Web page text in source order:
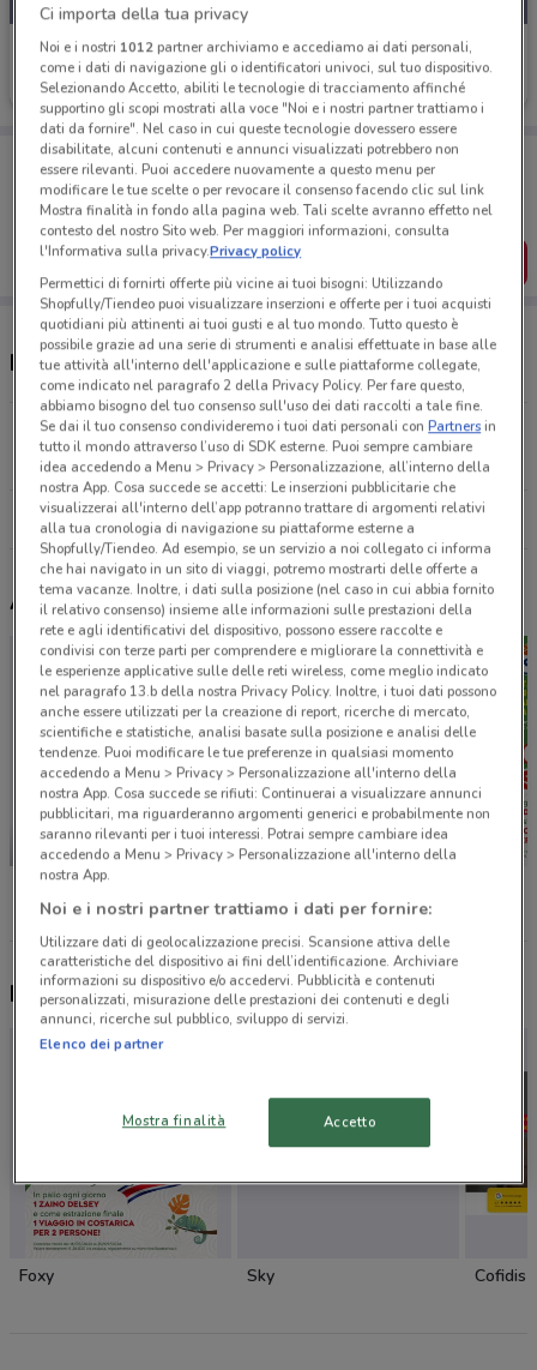
Crystal Nails
Scade il 31/08
Porta DoveConviene sempre con te!
Puoi trovare le migliori offerte dei negozi vicino a te,
salvarle e creare la tua lista del risparmio, comodamente
dal tuo cellulare.
SCARICA L’APP
Negozi Crystal Nails a Brescia
Lago Lido, Via Cadizzoni, 1/M Borgosatollo
4.1 km
Tutti i negozi Crystal Nails
Altri volantini nelle vicinanze
NUOVO
dm
Nuovi prodotti da provare
Foxy Sky Cofidis
Ci importa della tua privacy
Noi e i nostri 1012partner archiviamo e accediamo ai dati personali,
come i dati di navigazione gli o identificatori univoci, sul tuo dispositivo.
Selezionando Accetto, abiliti le tecnologie di tracciamento affinché
supportino gli scopi mostrati alla voce "Noi e i nostri partner trattiamo i
dati da fornire". Nel caso in cui queste tecnologie dovessero essere
disabilitate, alcuni contenuti e annunci visualizzati potrebbero non
essere rilevanti. Puoi accedere nuovamente a questo menu per
modificare le tue scelte o per revocare il consenso facendo clic sul link
Mostra finalità in fondo alla pagina web. Tali scelte avranno effetto nel
contesto del nostro Sito web. Per maggiori informazioni, consulta
l'Informativa sulla privacy.Privacy policy
Permettici di fornirti offerte più vicine ai tuoi bisogni: Utilizzando
Shopfully/Tiendeo puoi visualizzare inserzioni e offerte per i tuoi acquisti
quotidiani più attinenti ai tuoi gusti e al tuo mondo. Tutto questo è
possibile grazie ad una serie di strumenti e analisi effettuate in base alle
tue attività all'interno dell'applicazione e sulle piattaforme collegate,
come indicato nel paragrafo 2 della Privacy Policy. Per fare questo,
abbiamo bisogno del tuo consenso sull'uso dei dati raccolti a tale fine.
Se dai il tuo consenso condivideremo i tuoi dati personali conPartnersin
tutto il mondo attraverso l’uso di SDK esterne. Puoi sempre cambiare
idea accedendo a Menu > Privacy > Personalizzazione, all’interno della
nostra App. Cosa succede se accetti: Le inserzioni pubblicitarie che
visualizzerai all'interno dell’app potranno trattare di argomenti relativi
alla tua cronologia di navigazione su piattaforme esterne a
Shopfully/Tiendeo. Ad esempio, se un servizio a noi collegato ci informa
che hai navigato in un sito di viaggi, potremo mostrarti delle offerte a
tema vacanze. Inoltre, i dati sulla posizione (nel caso in cui abbia fornito
il relativo consenso) insieme alle informazioni sulle prestazioni della
rete e agli identificativi del dispositivo, possono essere raccolte e
condivisi con terze parti per comprendere e migliorare la connettività e
le esperienze applicative sulle delle reti wireless, come meglio indicato
nel paragrafo 13.b della nostra Privacy Policy. Inoltre, i tuoi dati possono
anche essere utilizzati per la creazione di report, ricerche di mercato,
scientifiche e statistiche, analisi basate sulla posizione e analisi delle
tendenze. Puoi modificare le tue preferenze in qualsiasi momento
accedendo a Menu > Privacy > Personalizzazione all'interno della
nostra App. Cosa succede se rifiuti: Continuerai a visualizzare annunci
pubblicitari, ma riguarderanno argomenti generici e probabilmente non
saranno rilevanti per i tuoi interessi. Potrai sempre cambiare idea
accedendo a Menu > Privacy > Personalizzazione all'interno della
nostra App.
Noi e i nostri partner trattiamo i dati per fornire:
Utilizzare dati di geolocalizzazione precisi. Scansione attiva delle
caratteristiche del dispositivo ai fini dell’identificazione. Archiviare
informazioni su dispositivo e/o accedervi. Pubblicità e contenuti
personalizzati, misurazione delle prestazioni dei contenuti e degli
annunci, ricerche sul pubblico, sviluppo di servizi.
Elenco dei partner
Mostra finalità Accetto